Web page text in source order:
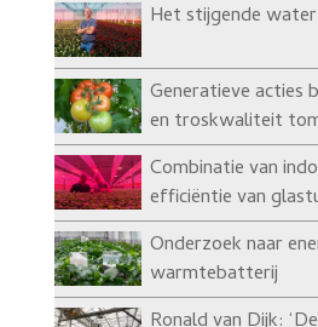
Het stijgende water
Generatieve acties
en troskwaliteit
Combinatie van
efficiëntie van
Onderzoek naar
warmtebatterij